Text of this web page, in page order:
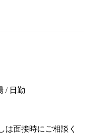
/ 日勤
面接時にご相談く